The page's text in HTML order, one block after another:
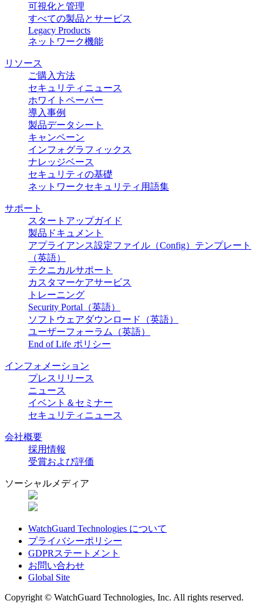
可視化と管理
すべての製品とサービス
Legacy Products
ネットワーク機能
リソース
ご購入方法
セキュリティニュース
ホワイトペーパー
導入事例
製品データシート
キャンペーン
インフォグラフィックス
ナレッジベース
セキュリティの基礎
ネットワークセキュリティ用語集
サポート
スタートアップガイド
製品ドキュメント
アプライアンス設定ファイル（Config）テンプレート
（英語）
テクニカルサポート
カスタマーケアサービス
トレーニング
Security Portal（英語）
ソフトウェアダウンロード（英語）
ユーザーフォーラム（英語）
End of Life ポリシー
インフォメーション
プレスリリース
ニュース
イベント＆セミナー
セキュリティニュース
会社概要
採用情報
受賞および評価
ソーシャルメディア
WatchGuard Technologies について
プライバシーポリシー
GDPRステートメント
お問い合わせ
Global Site
Copyright © WatchGuard Technologies, Inc. All rights reserved.